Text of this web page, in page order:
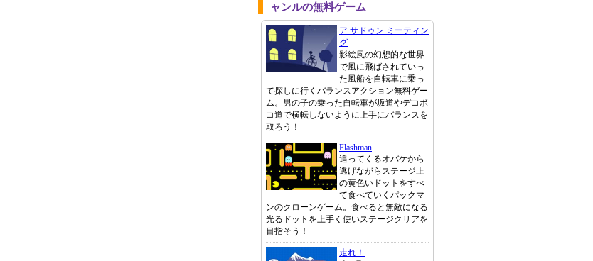
ャンルの無料ゲーム
ア サドゥン ミーティン
グ
影絵風の幻想的な世界
で風に飛ばされていっ
た風船を自転車に乗っ
て探しに行くバランスアクション無料ゲー
ム。男の子の乗った自転車が坂道やデコボ
コ道で横転しないように上手にバランスを
取ろう！
Flashman
追ってくるオバケから
逃げながらステージ上
の黄色いドットをすべ
て食べていくパックマ
ンのクローンゲーム。食べると無敵になる
光るドットを上手く使いステージクリアを
目指そう！
走れ！